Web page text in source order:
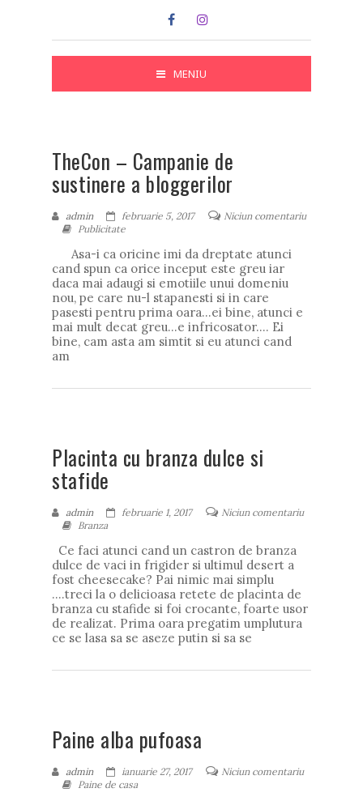
MENIU
TheCon – Campanie de
sustinere a bloggerilor
admin februarie 5, 2017
Niciun comentariu
Publicitate
Asa-i ca oricine imi da dreptate atunci
cand spun ca orice inceput este greu iar
daca mai adaugi si emotiile unui domeniu
nou, pe care nu-l stapanesti si in care
pasesti pentru prima oara…ei bine, atunci e
mai mult decat greu…e infricosator…. Ei
bine, cam asta am simtit si eu atunci cand
am
Placinta cu branza dulce si
stafide
admin februarie 1, 2017
Niciun comentariu
Branza
Ce faci atunci cand un castron de branza
dulce de vaci in frigider si ultimul desert a
fost cheesecake? Pai nimic mai simplu
….treci la o delicioasa retete de placinta de
branza cu stafide si foi crocante, foarte usor
de realizat. Prima oara pregatim umplutura
ce se lasa sa se aseze putin si sa se
Paine alba pufoasa
admin ianuarie 27, 2017
Niciun comentariu
Paine de casa